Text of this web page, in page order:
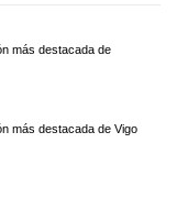
más destacada de
más destacada de Vigo